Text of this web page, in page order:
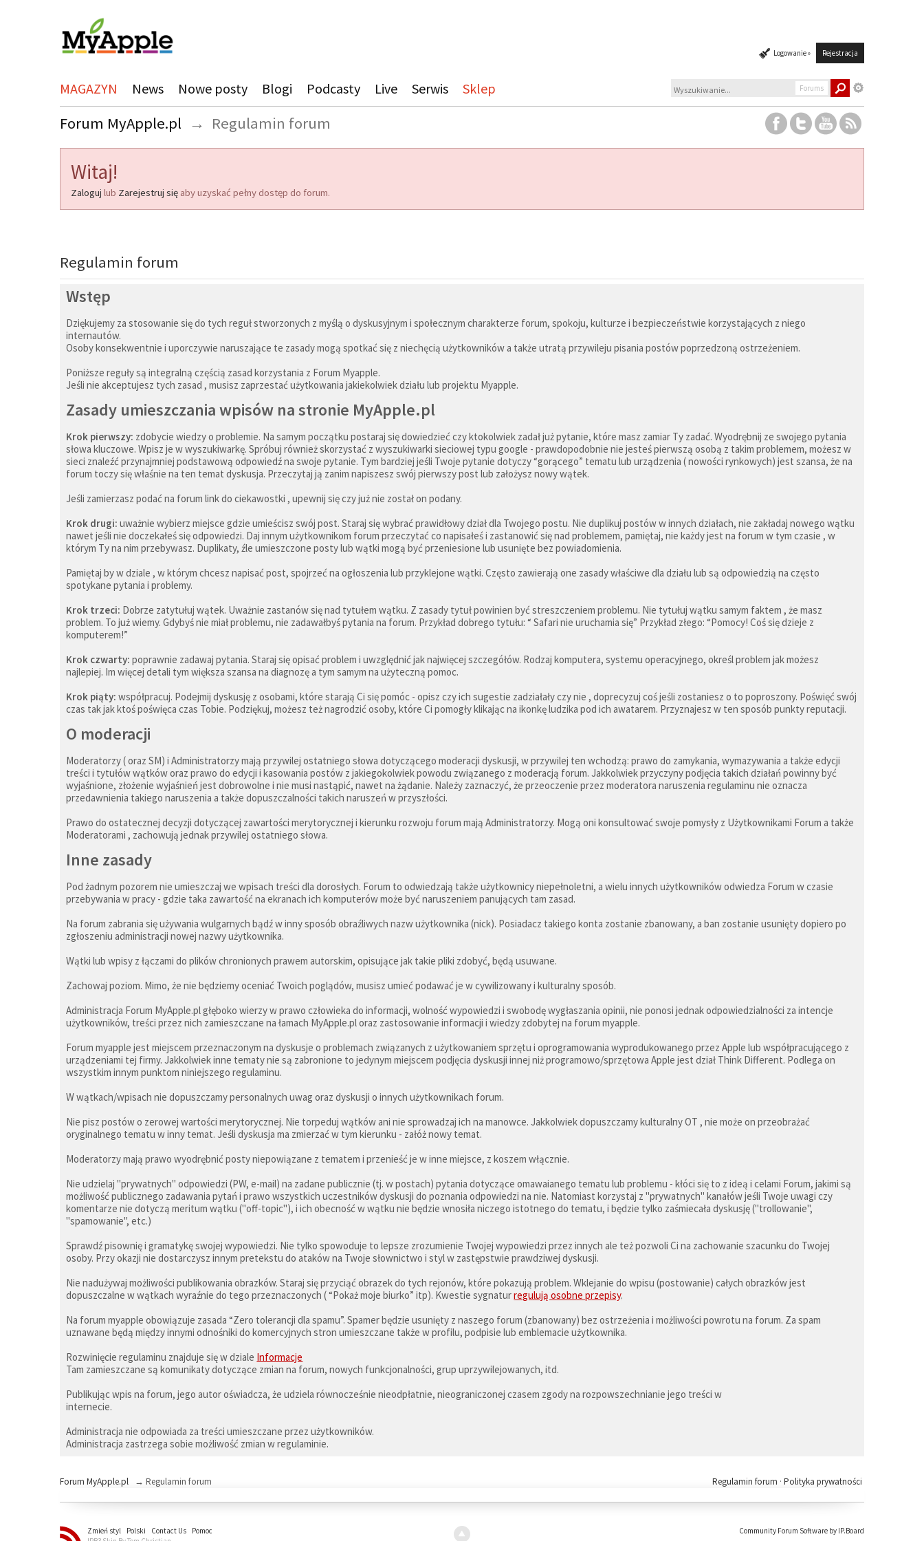
Logowanie » Rejestracja
MAGAZYN News Nowe posty Blogi Podcasty Live Serwis Sklep Forums
Forum MyApple.pl → Regulamin forum
Witaj!
Zaloguj lub Zarejestruj się aby uzyskać pełny dostęp do forum.
Regulamin forum
Wstęp
Dziękujemy za stosowanie się do tych reguł stworzonych z myślą o dyskusyjnym i społecznym charakterze forum, spokoju, kulturze i bezpieczeństwie korzystających z niego
internautów.
Osoby konsekwentnie i uporczywie naruszające te zasady mogą spotkać się z niechęcią użytkowników a także utratą przywileju pisania postów poprzedzoną ostrzeżeniem.
Poniższe reguły są integralną częścią zasad korzystania z Forum Myapple.
Jeśli nie akceptujesz tych zasad , musisz zaprzestać użytkowania jakiekolwiek działu lub projektu Myapple.
Zasady umieszczania wpisów na stronie MyApple.pl
Krok pierwszy: zdobycie wiedzy o problemie. Na samym początku postaraj się dowiedzieć czy ktokolwiek zadał już pytanie, które masz zamiar Ty zadać. Wyodrębnij ze swojego pytania
słowa kluczowe. Wpisz je w wyszukiwarkę. Spróbuj również skorzystać z wyszukiwarki sieciowej typu google - prawdopodobnie nie jesteś pierwszą osobą z takim problemem, możesz w
sieci znaleźć przynajmniej podstawową odpowiedź na swoje pytanie. Tym bardziej jeśli Twoje pytanie dotyczy “gorącego” tematu lub urządzenia ( nowości rynkowych) jest szansa, że na
forum toczy się właśnie na ten temat dyskusja. Przeczytaj ją zanim napiszesz swój pierwszy post lub założysz nowy wątek.
Jeśli zamierzasz podać na forum link do ciekawostki , upewnij się czy już nie został on podany.
Krok drugi: uważnie wybierz miejsce gdzie umieścisz swój post. Staraj się wybrać prawidłowy dział dla Twojego postu. Nie duplikuj postów w innych działach, nie zakładaj nowego wątku
nawet jeśli nie doczekałeś się odpowiedzi. Daj innym użytkownikom forum przeczytać co napisałeś i zastanowić się nad problemem, pamiętaj, nie każdy jest na forum w tym czasie , w
którym Ty na nim przebywasz. Duplikaty, źle umieszczone posty lub wątki mogą być przeniesione lub usunięte bez powiadomienia.
Pamiętaj by w dziale , w którym chcesz napisać post, spojrzeć na ogłoszenia lub przyklejone wątki. Często zawierają one zasady właściwe dla działu lub są odpowiedzią na często
spotykane pytania i problemy.
Krok trzeci: Dobrze zatytułuj wątek. Uważnie zastanów się nad tytułem wątku. Z zasady tytuł powinien być streszczeniem problemu. Nie tytułuj wątku samym faktem , że masz
problem. To już wiemy. Gdybyś nie miał problemu, nie zadawałbyś pytania na forum. Przykład dobrego tytułu: “ Safari nie uruchamia się” Przykład złego: “Pomocy! Coś się dzieje z
komputerem!”
Krok czwarty: poprawnie zadawaj pytania. Staraj się opisać problem i uwzględnić jak najwięcej szczegółów. Rodzaj komputera, systemu operacyjnego, określ problem jak możesz
najlepiej. Im więcej detali tym większa szansa na diagnozę a tym samym na użyteczną pomoc.
Krok piąty: współpracuj. Podejmij dyskusję z osobami, które starają Ci się pomóc - opisz czy ich sugestie zadziałały czy nie , doprecyzuj coś jeśli zostaniesz o to poproszony. Poświęć swój
czas tak jak ktoś poświęca czas Tobie. Podziękuj, możesz też nagrodzić osoby, które Ci pomogły klikając na ikonkę ludzika pod ich awatarem. Przyznajesz w ten sposób punkty reputacji.
O moderacji
Moderatorzy ( oraz SM) i Administratorzy mają przywilej ostatniego słowa dotyczącego moderacji dyskusji, w przywilej ten wchodzą: prawo do zamykania, wymazywania a także edycji
treści i tytułów wątków oraz prawo do edycji i kasowania postów z jakiegokolwiek powodu związanego z moderacją forum. Jakkolwiek przyczyny podjęcia takich działań powinny być
wyjaśnione, złożenie wyjaśnień jest dobrowolne i nie musi nastąpić, nawet na żądanie. Należy zaznaczyć, że przeoczenie przez moderatora naruszenia regulaminu nie oznacza
przedawnienia takiego naruszenia a także dopuszczalności takich naruszeń w przyszłości.
Prawo do ostatecznej decyzji dotyczącej zawartości merytorycznej i kierunku rozwoju forum mają Administratorzy. Mogą oni konsultować swoje pomysły z Użytkownikami Forum a także
Moderatorami , zachowują jednak przywilej ostatniego słowa.
Inne zasady
Pod żadnym pozorem nie umieszczaj we wpisach treści dla dorosłych. Forum to odwiedzają także użytkownicy niepełnoletni, a wielu innych użytkowników odwiedza Forum w czasie
przebywania w pracy - gdzie taka zawartość na ekranach ich komputerów może być naruszeniem panujących tam zasad.
Na forum zabrania się używania wulgarnych bądź w inny sposób obraźliwych nazw użytkownika (nick). Posiadacz takiego konta zostanie zbanowany, a ban zostanie usunięty dopiero po
zgłoszeniu administracji nowej nazwy użytkownika.
Wątki lub wpisy z łączami do plików chronionych prawem autorskim, opisujące jak takie pliki zdobyć, będą usuwane.
Zachowaj poziom. Mimo, że nie będziemy oceniać Twoich poglądów, musisz umieć podawać je w cywilizowany i kulturalny sposób.
Administracja Forum MyApple.pl głęboko wierzy w prawo człowieka do informacji, wolność wypowiedzi i swobodę wygłaszania opinii, nie ponosi jednak odpowiedzialności za intencje
użytkowników, treści przez nich zamieszczane na łamach MyApple.pl oraz zastosowanie informacji i wiedzy zdobytej na forum myapple.
Forum myapple jest miejscem przeznaczonym na dyskusje o problemach związanych z użytkowaniem sprzętu i oprogramowania wyprodukowanego przez Apple lub współpracującego z
urządzeniami tej firmy. Jakkolwiek inne tematy nie są zabronione to jedynym miejscem podjęcia dyskusji innej niż programowo/sprzętowa Apple jest dział Think Different. Podlega on
wszystkim innym punktom niniejszego regulaminu.
W wątkach/wpisach nie dopuszczamy personalnych uwag oraz dyskusji o innych użytkownikach forum.
Nie pisz postów o zerowej wartości merytorycznej. Nie torpeduj wątków ani nie sprowadzaj ich na manowce. Jakkolwiek dopuszczamy kulturalny OT , nie może on przeobrażać
oryginalnego tematu w inny temat. Jeśli dyskusja ma zmierzać w tym kierunku - załóż nowy temat.
Moderatorzy mają prawo wyodrębnić posty niepowiązane z tematem i przenieść je w inne miejsce, z koszem włącznie.
Nie udzielaj "prywatnych" odpowiedzi (PW, e-mail) na zadane publicznie (tj. w postach) pytania dotyczące omawaianego tematu lub problemu - kłóci się to z ideą i celami Forum, jakimi są
możliwość publicznego zadawania pytań i prawo wszystkich uczestników dyskusji do poznania odpowiedzi na nie. Natomiast korzystaj z "prywatnych" kanałów jeśli Twoje uwagi czy
komentarze nie dotyczą meritum wątku ("off-topic"), i ich obecność w wątku nie będzie wnosiła niczego istotnego do tematu, i będzie tylko zaśmiecała dyskusję ("trollowanie",
"spamowanie", etc.)
Sprawdź pisownię i gramatykę swojej wypowiedzi. Nie tylko spowoduje to lepsze zrozumienie Twojej wypowiedzi przez innych ale też pozwoli Ci na zachowanie szacunku do Twojej
osoby. Przy okazji nie dostarczysz innym pretekstu do ataków na Twoje słownictwo i styl w zastępstwie prawdziwej dyskusji.
Nie nadużywaj możliwości publikowania obrazków. Staraj się przyciąć obrazek do tych rejonów, które pokazują problem. Wklejanie do wpisu (postowanie) całych obrazków jest
dopuszczalne w wątkach wyraźnie do tego przeznaczonych ( “Pokaż moje biurko” itp). Kwestie sygnaturregulują osobne przepisy.
Na forum myapple obowiązuje zasada “Zero tolerancji dla spamu”. Spamer będzie usunięty z naszego forum (zbanowany) bez ostrzeżenia i możliwości powrotu na forum. Za spam
uznawane będą między innymi odnośniki do komercyjnych stron umieszczane także w profilu, podpisie lub emblemacie użytkownika.
Rozwinięcie regulaminu znajduje się w dziale Informacje
Tam zamieszczane są komunikaty dotyczące zmian na forum, nowych funkcjonalności, grup uprzywilejowanych, itd.
Publikując wpis na forum, jego autor oświadcza, że udziela równocześnie nieodpłatnie, nieograniczonej czasem zgody na rozpowszechnianie jego treści w
internecie.
Administracja nie odpowiada za treści umieszczane przez użytkowników.
Administracja zastrzega sobie możliwość zmian w regulaminie.
Forum MyApple.pl → Regulamin forum Polityka prywatności
Regulamin forum ·
Zmień styl Polski Contact Us
Pomoc
Community Forum Software by IP.Board